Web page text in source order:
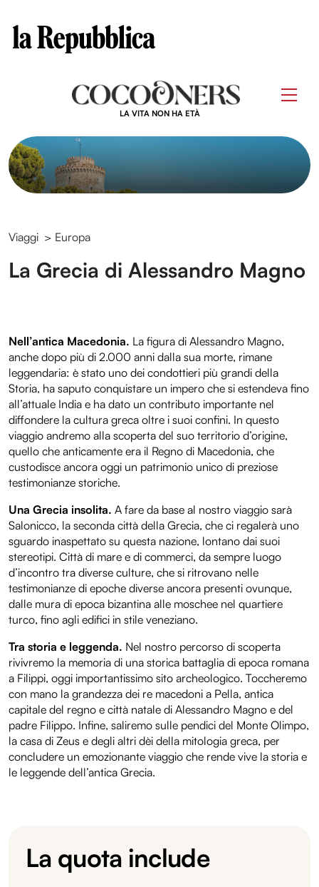
LA VITA NON HA ETÀ
Viaggi > Europa
La Grecia di Alessandro Magno
Nell’antica Macedonia. La figura di Alessandro Magno,
anche dopo più di 2.000 anni dalla sua morte, rimane
leggendaria: è stato uno dei condottieri più grandi della
Storia, ha saputo conquistare un impero che si estendeva fino
all’attuale India e ha dato un contributo importante nel
diffondere la cultura greca oltre i suoi confini. In questo
viaggio andremo alla scoperta del suo territorio d’origine,
quello che anticamente era il Regno di Macedonia, che
custodisce ancora oggi un patrimonio unico di preziose
testimonianze storiche.
Una Grecia insolita. A fare da base al nostro viaggio sarà
Salonicco, la seconda città della Grecia, che ci regalerà uno
sguardo inaspettato su questa nazione, lontano dai suoi
stereotipi. Città di mare e di commerci, da sempre luogo
d’incontro tra diverse culture, che si ritrovano nelle
testimonianze di epoche diverse ancora presenti ovunque,
dalle mura di epoca bizantina alle moschee nel quartiere
turco, fino agli edifici in stile veneziano.
Tra storia e leggenda. Nel nostro percorso di scoperta
rivivremo la memoria di una storica battaglia di epoca romana
a Filippi, oggi importantissimo sito archeologico. Toccheremo
con mano la grandezza dei re macedoni a Pella, antica
capitale del regno e città natale di Alessandro Magno e del
padre Filippo. Infine, saliremo sulle pendici del Monte Olimpo,
la casa di Zeus e degli altri dèi della mitologia greca, per
concludere un emozionante viaggio che rende vive la storia e
le leggende dell’antica Grecia.
La quota include